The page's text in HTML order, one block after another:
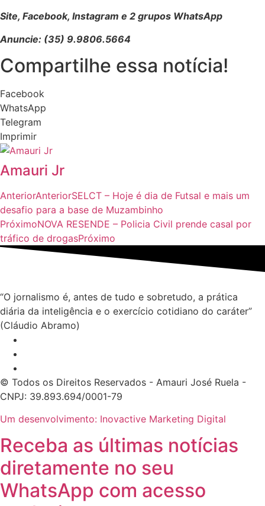
Site, Facebook, Instagram e 2 grupos WhatsApp
Anuncie: (35) 9.9806.5664
Compartilhe essa notícia!
Facebook
WhatsApp
Telegram
Imprimir
Amauri Jr
AnteriorAnteriorSELCT – Hoje é dia de Futsal e mais um
desafio para a base de Muzambinho
PróximoNOVA RESENDE – Policia Civil prende casal por
tráfico de drogasPróximo
“O jornalismo é, antes de tudo e sobretudo, a prática
diária da inteligência e o exercício cotidiano do caráter”
(Cláudio Abramo)
© Todos os Direitos Reservados - Amauri José Ruela -
CNPJ: 39.893.694/0001-79
Um desenvolvimento: Inovactive Marketing Digital
Receba as últimas notícias
diretamente no seu
WhatsApp com acesso